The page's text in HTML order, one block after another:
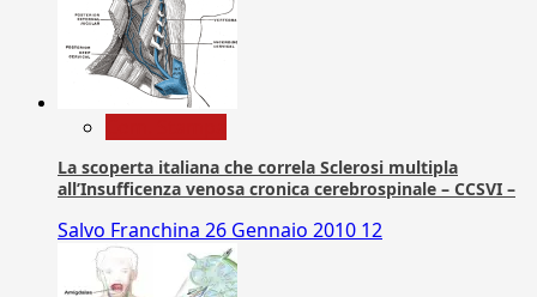
La scoperta italiana che correla Sclerosi multipla
all’Insufficenza venosa cronica cerebrospinale – CCSVI –
Salvo Franchina 26 Gennaio 2010 12